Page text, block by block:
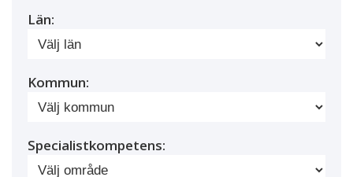
Län:
Kommun:
Specialistkompetens: